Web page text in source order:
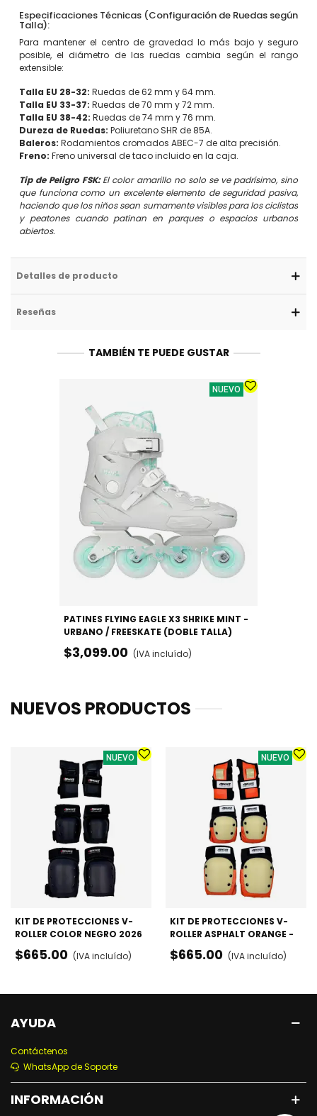
Especificaciones Técnicas (Configuración de Ruedas según
Talla):
Para mantener el centro de gravedad lo más bajo y seguro
posible, el diámetro de las ruedas cambia según el rango
extensible:
Talla EU 28-32: Ruedas de 62 mm y 64 mm.
Talla EU 33-37: Ruedas de 70 mm y 72 mm.
Talla EU 38-42: Ruedas de 74 mm y 76 mm.
Dureza de Ruedas: Poliuretano SHR de 85A.
Baleros: Rodamientos cromados ABEC-7 de alta precisión.
Freno: Freno universal de taco incluido en la caja.
Tip de Peligro FSK:El color amarillo no solo se ve padrísimo, sino
que funciona como un excelente elemento de seguridad pasiva,
haciendo que los niños sean sumamente visibles para los ciclistas
y peatones cuando patinan en parques o espacios urbanos
abiertos.
Detalles de producto
Reseñas
TAMBIÉN TE PUEDE GUSTAR
NUEVO
PATINES FLYING EAGLE X3 SHRIKE MINT -
URBANO / FREESKATE (DOBLE TALLA)
$3,099.00 (IVA incluído)
NUEVOS PRODUCTOS
NUEVO
KIT DE PROTECCIONES V-
ROLLER COLOR NEGRO 2026
- RODILLERAS, CODERAS Y
MUÑEQUERAS
$665.00 (IVA incluído)
NUEVO
KIT DE PROTECCIONES V-
ROLLER ASPHALT ORANGE -
RODILLERAS, CODERAS Y
MUÑEQUERAS
$665.00 (IVA incluído)
AYUDA
Contáctenos
WhatsApp de Soporte
INFORMACIÓN